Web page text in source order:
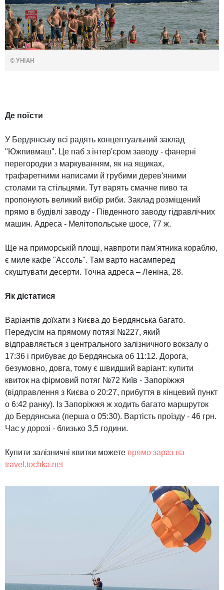
© УНІАН
Де поїсти
У Бердянську всі радять концептуальний заклад
"Южпивмаш". Це паб з інтер'єром заводу - фанерні
перегородки з маркуванням, як на ящиках,
трафаретними написами й грубими дерев'яними
столами та стільцями. Тут варять смачне пиво та
пропонують великий вибір риби. Заклад розміщений
прямо в будівлі заводу - Південного заводу гідравлічних
машин. Адреса - Мелітопольське шосе, 77 ж.
Ще на приморській площі, навпроти пам'ятника кораблю,
є миле кафе "Ассоль". Там варто насамперед
скуштувати десерти. Точна адреса – Леніна, 28.
Як дістатися
Варіантів доїхати з Києва до Бердянська багато.
Передусім на прямому потязі №227, який
відправляється з центрального залізничного вокзалу о
17:36 і прибуває до Бердянська об 11:12. Дорога,
безумовно, довга, тому є швидший варіант: купити
квиток на фірмовий потяг №72 Київ - Запоріжжя
(відправлення з Києва о 20:27, прибуття в кінцевий пункт
о 6:42 ранку). Із Запоріжжя ж ходить багато маршруток
до Бердянська (перша о 05:30). Вартість проїзду - 46 грн.
Час у дорозі - близько 3,5 години.
Купити залізничні квитки можете прямо зараз на
travel.tochka.net